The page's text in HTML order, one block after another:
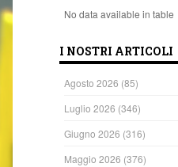
No data available in table
I NOSTRI ARTICOLI
Agosto 2026 (85)
Luglio 2026 (346)
Giugno 2026 (316)
Maggio 2026 (376)